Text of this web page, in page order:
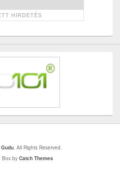
Gudu. All Rights Reserved.
Box by Catch Themes